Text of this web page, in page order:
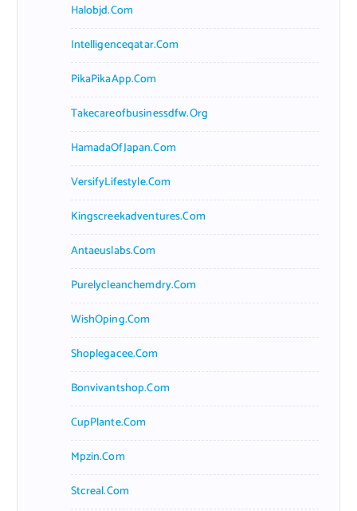
Halobjd.com
Intelligenceqatar.com
PikaPikaApp.com
Takecareofbusinessdfw.org
HamadaOfJapan.com
VersifyLifestyle.com
Kingscreekadventures.com
Antaeuslabs.com
Purelycleanchemdry.com
WishOping.com
Shoplegacee.com
Bonvivantshop.com
CupPlante.com
Mpzin.com
Stcreal.com